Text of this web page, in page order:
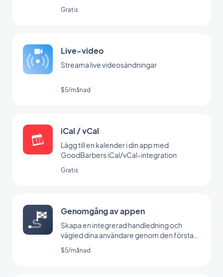
Gratis
Live-video
Streama live videosändningar
$5/månad
iCal / vCal
Lägg till en kalender i din app med
GoodBarbers iCal/vCal-integration
Gratis
Genomgång av appen
Skapa en integrerad handledning och
vägled dina användare genom den första
lanseringen av din app
$5/månad